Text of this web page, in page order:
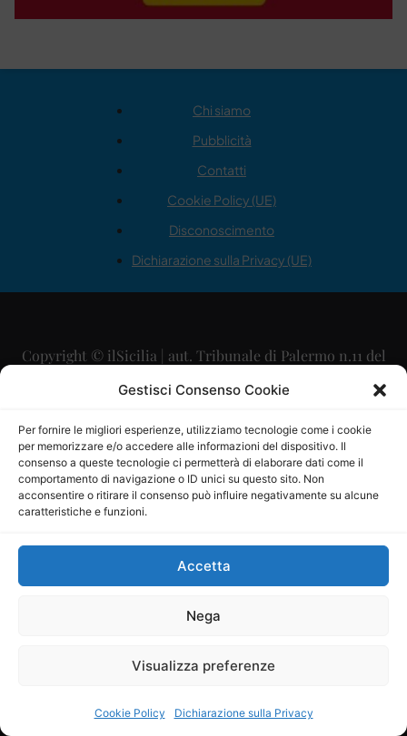
Gestisci Consenso Cookie
Per fornire le migliori esperienze, utilizziamo tecnologie come i cookie
per memorizzare e/o accedere alle informazioni del dispositivo. Il
consenso a queste tecnologie ci permetterà di elaborare dati come il
comportamento di navigazione o ID unici su questo sito. Non
acconsentire o ritirare il consenso può influire negativamente su alcune
caratteristiche e funzioni.
Accetta
Nega
Visualizza preferenze
Cookie Policy Dichiarazione sulla Privacy
Chi siamo
Pubblicità
Contatti
Cookie Policy (UE)
Disconoscimento
Dichiarazione sulla Privacy (UE)
Copyright © ilSicilia | aut. Tribunale di Palermo n.11 del
29/09/2015
Direttore Editoriale: Maurizio Scaglione
Direttore Responsabile: Maria Calabrese
P.IVA: 06334930820
Mercurio Comunicazione Società Cooperativa a r.l. è
iscritta al Registro degli Operatori di Comunicazione al
Sito gestito daLa Digitale srl–info@ladigitale.it